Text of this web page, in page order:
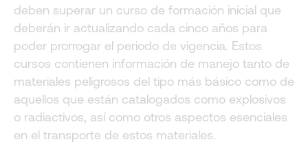
deben superar un curso de formación inicial que
deberán ir actualizando cada cinco años para
poder prorrogar el periodo de vigencia. Estos
cursos contienen información de manejo tanto de
materiales peligrosos del tipo más básico como de
aquellos que están catalogados como explosivos
o radiactivos, así como otros aspectos esenciales
en el transporte de estos materiales.